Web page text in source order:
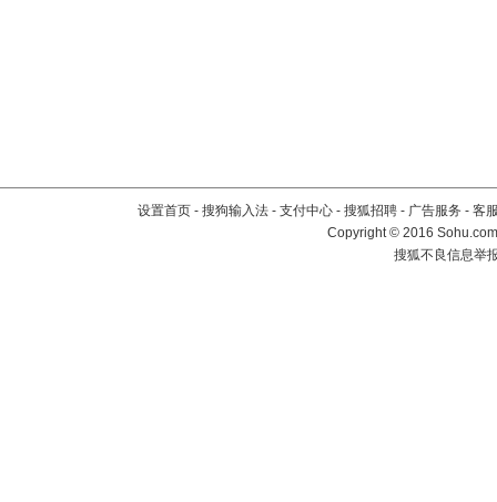
设置首页 - 搜狗输入法 - 支付中心 - 搜狐招聘 - 广告服务 - 客
Copyright©2016
搜狐不良信息举